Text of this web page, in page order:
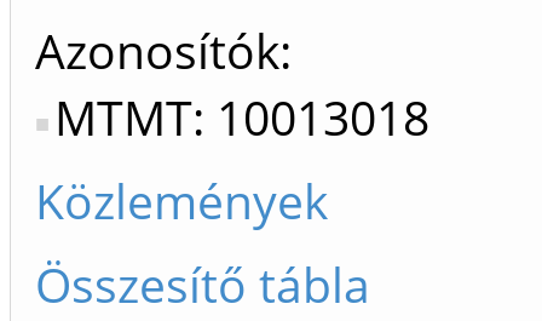
Azonosítók
MTMT: 10013018
Közlemények
Összesítő tábla